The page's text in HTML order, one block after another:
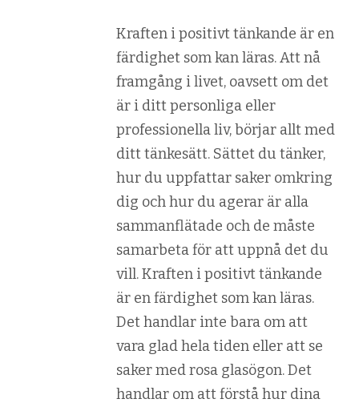
Kraften i positivt tänkande är en
färdighet som kan läras. Att nå
framgång i livet, oavsett om det
är i ditt personliga eller
professionella liv, börjar allt med
ditt tänkesätt. Sättet du tänker,
hur du uppfattar saker omkring
dig och hur du agerar är alla
sammanflätade och de måste
samarbeta för att uppnå det du
vill. Kraften i positivt tänkande
är en färdighet som kan läras.
Det handlar inte bara om att
vara glad hela tiden eller att se
saker med rosa glasögon. Det
handlar om att förstå hur dina